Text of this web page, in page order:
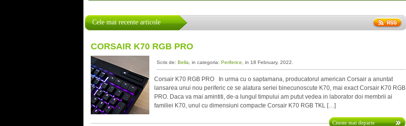
Cele mai recente articole
CORSAIR K70 RGB PRO
Scris de: Bella , in categoria: Periferice , in 18 February, 2022.
Corsair K70 RGB PRO In urma cu o saptamana, producatorul american Corsair a anuntat
lansarea unui nou periferic ce se alatura seriei binecunoscute K70, mai exact Corsair K70 RGB
PRO. Daca va mai amintiti, de-a lungul timpului am putut vedea in laborator doi membrii ai
familiei K70, unul cu dimensiuni compacte Corsair K70 RGB TKL […]
Citeste mai departe